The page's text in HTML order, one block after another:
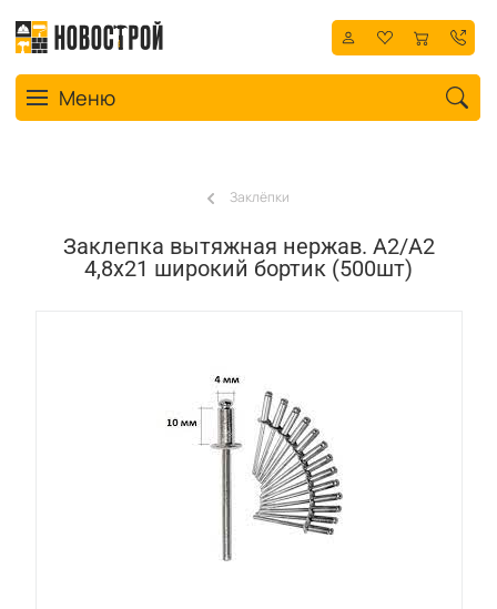
Toggle navigation
Меню
Заклёпки
Заклепка вытяжная нержав. А2/А2
4,8х21 широкий бортик (500шт)